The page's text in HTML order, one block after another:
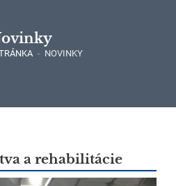
- NOVINKY
a rehabilitácie